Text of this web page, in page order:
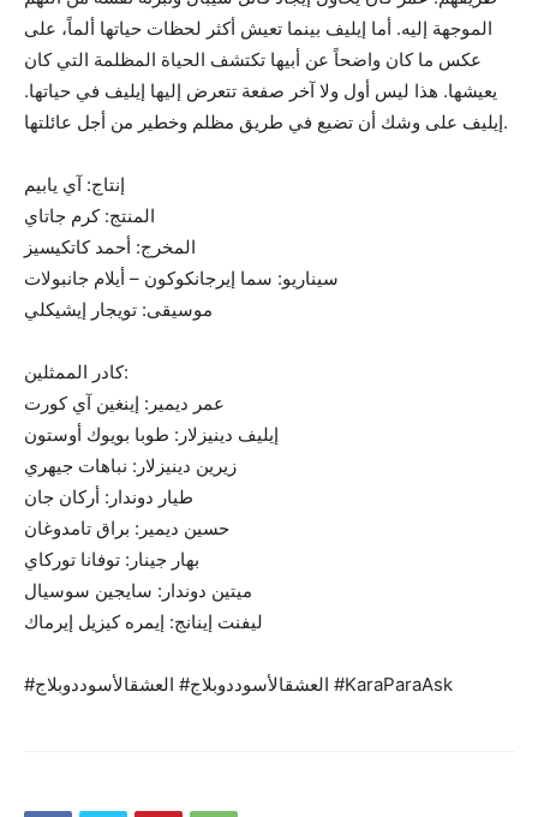
الموجهة إليه. أما إيليف بينما تعيش أكثر لحظات حياتها ألماً، على
عكس ما كان واضحاً عن أبيها تكتشف الحياة المظلمة التي كان
يعيشها. هذا ليس أول ولا آخر صفعة تتعرض إليها إيليف في حياتها.
إيليف على وشك أن تضيع في طريق مظلم وخطير من أجل عائلتها.
إنتاج: آي يابيم
المنتج: كرم جاتاي
المخرج: أحمد كاتكيسيز
سيناريو: سما إيرجانكوكون – أيلام جانبولات
موسيقى: تويجار إيشيكلي
كادر الممثلين:
عمر ديمير: إينغين آي كورت
إيليف دينيزلار: طوبا بويوك أوستون
زيرين دينيزلار: نباهات جيهري
طيار دوندار: أركان جان
حسين ديمير: براق تامدوغان
بهار جينار: توفانا توركاي
ميتين دوندار: سايجين سوسيال
ليفنت إينانج: إيمره كيزيل إيرماك
#العشقالأسوددوبلاج# العشقالأسوددوبلاج #KaraParaAsk